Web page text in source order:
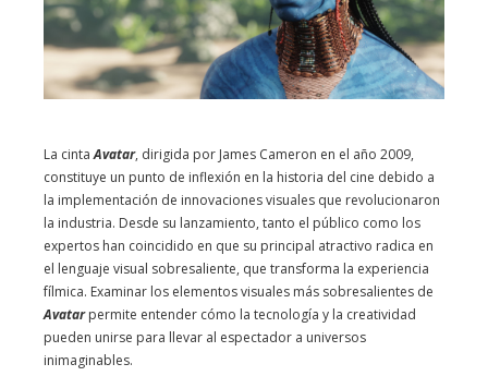
La cintaAvatar, dirigida por James Cameron en el año 2009,
constituye un punto de inflexión en la historia del cine debido a
la implementación de innovaciones visuales que revolucionaron
la industria. Desde su lanzamiento, tanto el público como los
expertos han coincidido en que su principal atractivo radica en
el lenguaje visual sobresaliente, que transforma la experiencia
fílmica. Examinar los elementos visuales más sobresalientes de
Avatarpermite entender cómo la tecnología y la creatividad
pueden unirse para llevar al espectador a universos
inimaginables.